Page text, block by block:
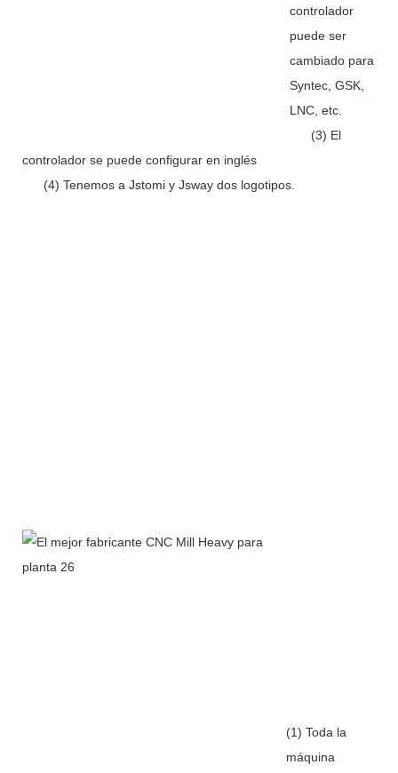
controlador
puede ser
cambiado para
Syntec, GSK,
LNC, etc.
(3) El
controlador se puede configurar en inglés
(4) Tenemos a Jstomi y Jsway dos logotipos.
(1) Toda la
máquina